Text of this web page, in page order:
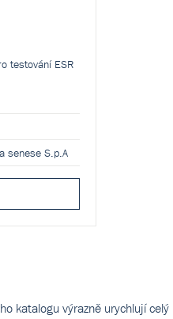
testování ESR
senese S.p.A
katalogu výrazně urychlují